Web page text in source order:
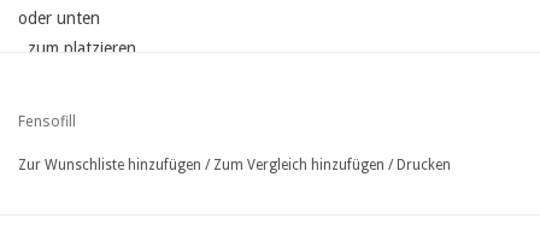
oder unten
zum platzieren
• Maschenweite: 100 x 38 mm
Fensofill
Zur Wunschliste hinzufügen / Zum Vergleich hinzufügen / Drucken